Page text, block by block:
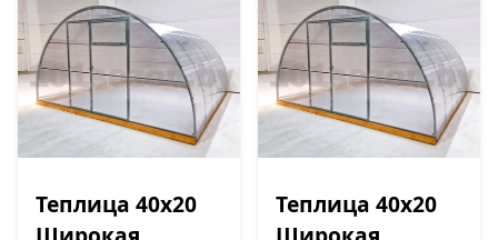
Теплица 40х20
Теплица 40х20